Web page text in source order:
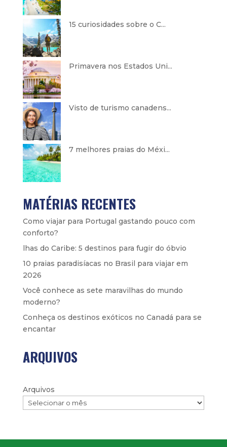
15 curiosidades sobre o C...
Primavera nos Estados Uni...
Visto de turismo canadens...
7 melhores praias do Méxi...
MATÉRIAS RECENTES
Como viajar para Portugal gastando pouco com
conforto?
lhas do Caribe: 5 destinos para fugir do óbvio
10 praias paradisíacas no Brasil para viajar em
2026
Você conhece as sete maravilhas do mundo
moderno?
Conheça os destinos exóticos no Canadá para se
encantar
ARQUIVOS
Arquivos